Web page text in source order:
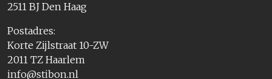
2511 BJ Den Haag
Postadres:
Korte Zijlstraat 10-ZW
2011 TZ Haarlem
info@stibon.nl